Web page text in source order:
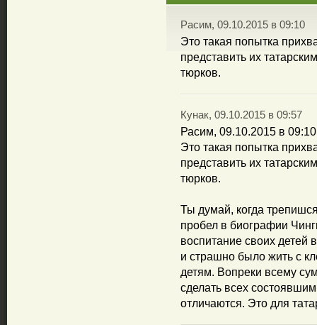
Расим, 09.10.2015 в 09:10
Это такая попытка
представить их
тюрков.
Кунак, 09.10.2015 в 09:57
Расим, 09.10.2015 в 09:10
Это такая попытка
представить их
тюрков.
Ты думай, когда
пробел в биографии
воспитание своих детей
и страшно было жить с
детям. Вопреки всему
сделать всех
отличаются. Это для